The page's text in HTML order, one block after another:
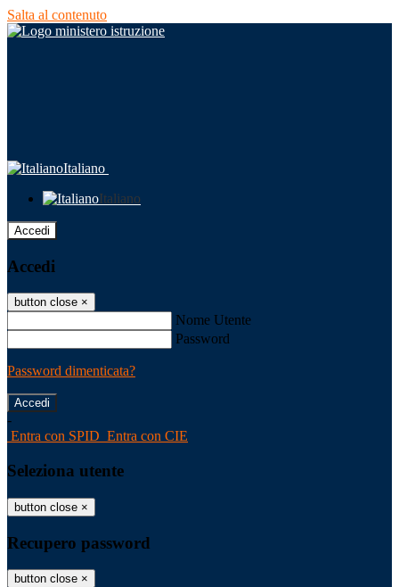
Salta al contenuto
Italiano
Italiano
Accedi
Accedi
button close ×
Nome Utente
Password
Password dimenticata?
-
Entra con SPID Entra con CIE
Seleziona utente
button close ×
Recupero password
button close ×